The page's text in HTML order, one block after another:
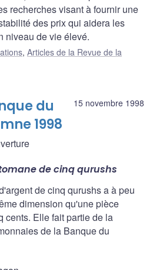
recherches visant à fournir une
des prix qui aidera les
niveau de vie élevé.
, Articles de la Revue de la
15 novembre 1998
du
1998
de cinq qurushs
de cinq qurushs a à peu
dimension qu'une pièce
cents. Elle fait partie de la
de la Banque du